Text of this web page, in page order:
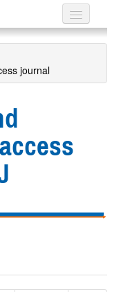
journal